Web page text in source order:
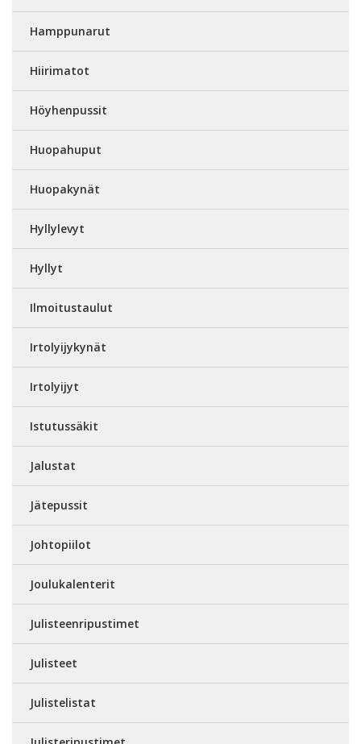
Hamppunarut
Hiirimatot
Höyhenpussit
Huopahuput
Huopakynät
Hyllylevyt
Hyllyt
Ilmoitustaulut
Irtolyijykynät
Irtolyijyt
Istutussäkit
Jalustat
Jätepussit
Johtopiilot
Joulukalenterit
Julisteenripustimet
Julisteet
Julistelistat